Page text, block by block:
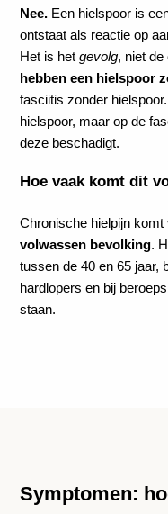
Nee.Een hielspoor is
ontstaat als reactie op
Het is het gevolg, niet de
hebben een hielspoor
fasciitis zonder
hielspoor, maar op de
deze beschadigt.
Hoe vaak komt dit
Chronische hielpijn komt
volwassen bevolking.
tussen de 40 en 65 jaar,
hardlopers en bij
staan.
Symptomen: